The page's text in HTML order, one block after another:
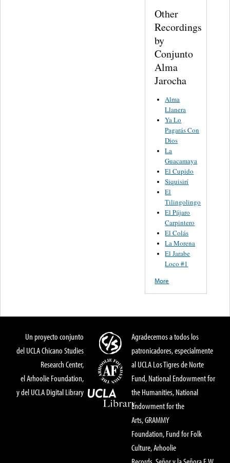
Other
Recordings
by
Conjunto
Alma
Jarocha
Alma
Llanera
Ya Lo
Pagarás Con
Dios
La
Guacamaya
El Cupido
Siquisirí
El
Tilingolingo
El Pájaro
Carpintero
El Colás
La Morena
El Jarabe
Loco #1
More
Un proyecto conjunto
del UCLA Chicano Studies
Research Center,
el Arhoolie Foundation,
y del UCLA Digital Library
Agradecemos a todos los
patronicadores, especialmente
al UCLA Los Tigres de Norte
Fund, National Endowment for
the Humanities, National
Endowment for the
Arts, GRAMMY
Foundation, Fund for Folk
Culture, Arhoolie